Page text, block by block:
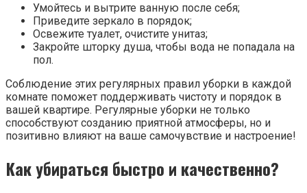
Умойтесь и вытрите ванную после себя;
Приведите зеркало в порядок;
Освежите туалет, очистите унитаз;
Закройте шторку душа, чтобы вода не попадала на
пол.
Соблюдение этих регулярных правил уборки в каждой
комнате поможет поддерживать чистоту и порядок в
вашей квартире. Регулярные уборки не только
способствуют созданию приятной атмосферы, но и
позитивно влияют на ваше самочувствие и настроение!
Как убираться быстро и качественно?